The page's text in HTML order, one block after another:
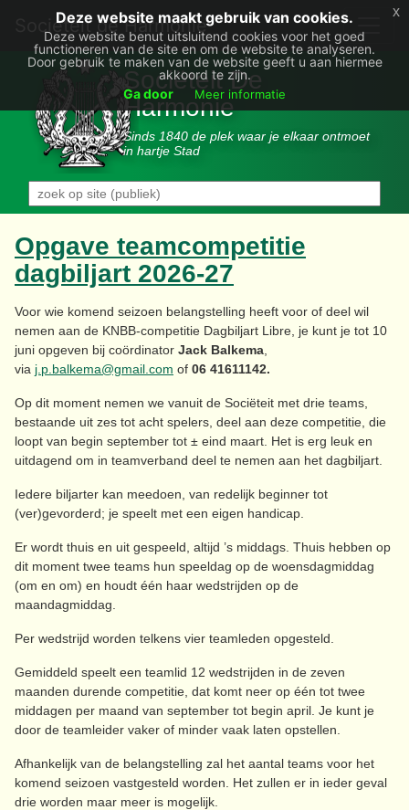
Deze website maakt gebruik van cookies.
Deze website benut uitsluitend cookies voor het goed
functioneren van de site en om de website te analyseren.
Door gebruik te maken van de website geeft u aan hiermee
akkoord te zijn.
Ga door
Meer informatie
x
Societëit de Harmonie
Sociëteit De
Harmonie
Sinds 1840 de plek waar je elkaar ontmoet
in hartje Stad
Opgave teamcompetitie
dagbiljart 2026-27
Voor wie komend seizoen belangstelling heeft voor of deel wil
nemen aan de KNBB-competitie Dagbiljart Libre, je kunt je tot 10
juni opgeven bij coördinator Jack Balkema
via j.p.balkema@gmail.com of 06 41611142.
Op dit moment nemen we vanuit de Sociëteit met drie teams,
bestaande uit zes tot acht spelers, deel aan deze competitie, die
loopt van begin september tot ± eind maart. Het is erg leuk en
uitdagend om in teamverband deel te nemen aan het dagbiljart.
Iedere biljarter kan meedoen, van redelijk beginner tot
(ver)gevorderd; je speelt met een eigen handicap.
Er wordt thuis en uit gespeeld, altijd ’s middags. Thuis hebben op
dit moment twee teams hun speeldag op de woensdagmiddag
(om en om) en houdt één haar wedstrijden op de
maandagmiddag.
Per wedstrijd worden telkens vier teamleden opgesteld.
Gemiddeld speelt een teamlid 12 wedstrijden in de zeven
maanden durende competitie, dat komt neer op één tot twee
middagen per maand van september tot begin april. Je kunt je
door de teamleider vaker of minder vaak laten opstellen.
Afhankelijk van de belangstelling zal het aantal teams voor het
komend seizoen vastgesteld worden. Het zullen er in ieder geval
drie worden maar meer is mogelijk.